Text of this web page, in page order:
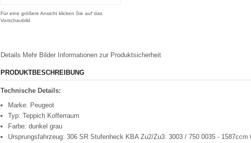
Für eine größere Ansicht klicken Sie auf das
Vorschaubild
Details Mehr Bilder Informationen zur Produktsicherheit
PRODUKTBESCHREIBUNG
Technische Details:
Marke: Peugeot
Typ: Teppich Kofferraum
Farbe: dunkel grau
Ursprungsfahrzeug: 306 SR Stufenheck KBA Zu2/Zu3: 3003 / 750 0035 - 1587ccm